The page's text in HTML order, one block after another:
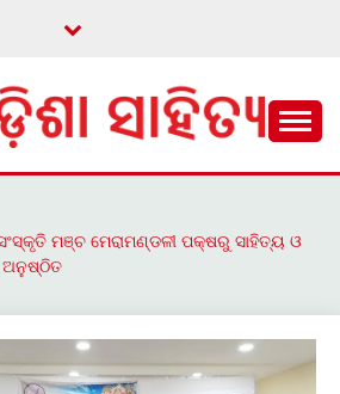
ମଞ୍ଚ ମେରାମଣ୍ଡଳୀ ପକ୍ଷରୁ ସାହିତ୍ୟ ଓ
ଅନୁଷ୍ଠିତ